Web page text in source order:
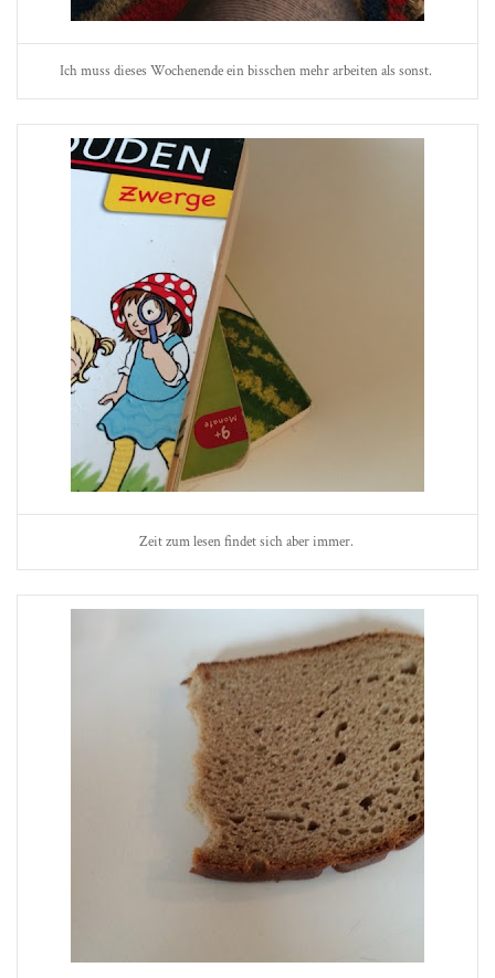
Ich muss dieses Wochenende ein bisschen mehr arbeiten als sonst.
Zeit zum lesen findet sich aber immer.